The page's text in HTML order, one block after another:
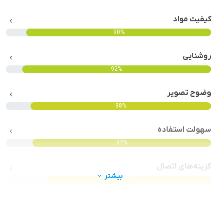
کیفیت مواد
90%
روشنایی
92%
وضوح تصویر
88%
سهولت استفاده
87%
گزینه‌های اتصال
بیشتر